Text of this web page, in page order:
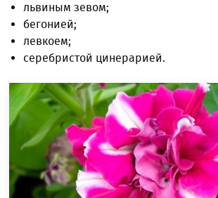
львиным зевом;
бегонией;
левкоем;
серебристой цинерарией.